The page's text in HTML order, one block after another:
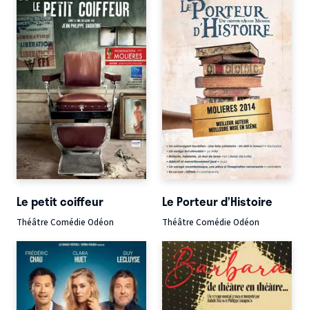
Le petit coiffeur
Théâtre Comédie Odéon
Le Porteur d’Histoire
Théâtre Comédie Odéon